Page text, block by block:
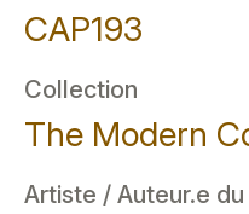
CAP193
Collection
The Modern
Artiste / Auteur.e